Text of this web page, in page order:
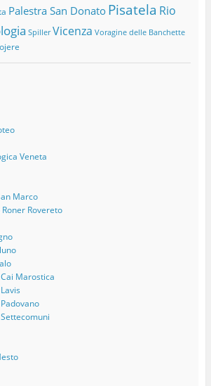
Palestra San Donato Pisatela Rio
Spiller Vicenza Voragine delle Banchette
Veneta
Marco
Rovereto
Marostica